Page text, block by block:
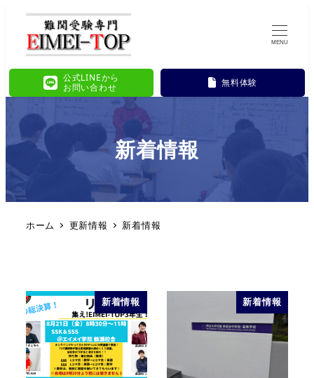
公式LINEから
お問い合わせ
無料体験
MENU
新着情報
ホーム 更新情報 新着情報
新着情報 新着情報